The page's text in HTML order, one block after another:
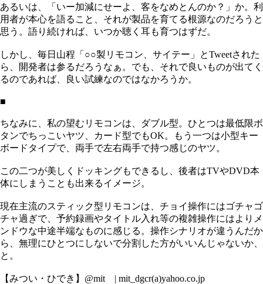
あるいは、「いー加減にせーよ、客をなめとんのか？」か。利
用者が本心を語ること、それが製品を育てる根源なのだろうと
思う。語り続ければ、いつか聴く耳も育つはずだ。
しかし、毎日山程「○○製リモコン、サイテー」とTweetされた
ら、開発者は参るだろうなぁ。でも、それで良いものが出てく
るのであれば、良い試練なのではなかろうか。
■
ちなみに、私の望むリモコンは、ダブル型。ひとつは最低限ボ
タンでちっこいヤツ、カード型でもOK。もう一つは小型キー
ボードタイプで、両手で左右両手で持つ感じのヤツ。
この二つが美しくドッキングもできるし、後者はTVやDVD本
体にしまうことも出来るイメージ。
現在主流のスティック型リモコンは、チョイ操作にはゴチャゴ
チャ過ぎで、予約録画やタイトル入れ等の複雑操作にはよりメ
ンドウな中途半端なものに感じる。操作シナリオが違うんだか
ら、無理にひとつにしないで分割した方がいいんじゃないか、
と。
【みつい・ひでき】@mit | mit_dgcr(a)yahoo.co.jp